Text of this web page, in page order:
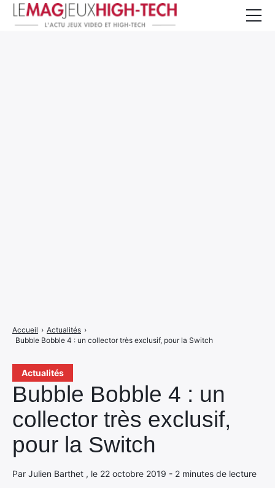
Actualités
Bubble Bobble 4 : un
collector très exclusif,
pour la Switch
Par Julien Barthet , le 22 octobre 2019 - 2 minutes de lecture
Accueil › Actualités ›
Bubble Bobble 4 : un collector très exclusif, pour la Switch